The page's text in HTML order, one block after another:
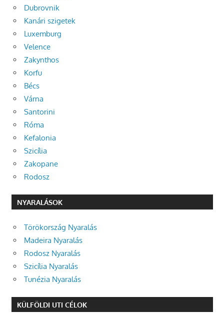
Dubrovnik
Kanári szigetek
Luxemburg
Velence
Zakynthos
Korfu
Bécs
Várna
Santorini
Róma
Kefalonia
Szicília
Zakopane
Rodosz
NYARALÁSOK
Törökország Nyaralás
Madeira Nyaralás
Rodosz Nyaralás
Szicília Nyaralás
Tunézia Nyaralás
KÜLFÖLDI UTI CÉLOK